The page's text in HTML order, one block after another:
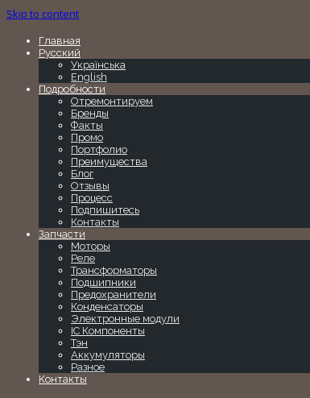
Skip to content
Главная
Русский
Українська
English
Подробности
Отремонтируем
Бренды
Факты
Промо
Портфолио
Преимущества
Блог
Отзывы
Процесс
Подпишитесь
Контакты
Запчасти
Моторы
Реле
Трансформаторы
Подшипники
Предохранители
Конденсаторы
Электронные модули
IC Компоненты
Тэн
Аккумуляторы
Разное
Контакты